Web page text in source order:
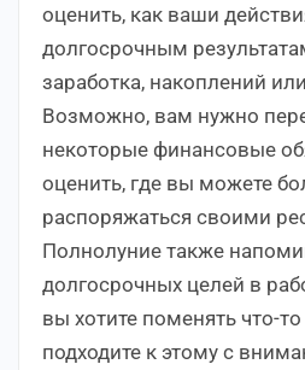
оценить, как ваши
долгосрочным
заработка, накоплений
Возможно, вам нужно
некоторые финансовые
оценить, где вы можете
распоряжаться своими
Полнолуние также
долгосрочных целей в
вы хотите поменять что-
подходите к этому с